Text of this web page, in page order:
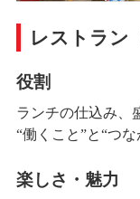
レストラン
役割
ランチの仕込み、
“働くこと”と“つ
楽しさ・魅力